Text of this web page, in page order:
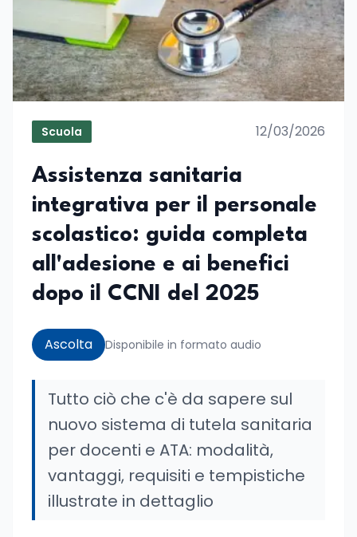
Scuola 12/03/2026
Assistenza sanitaria
integrativa per il personale
scolastico: guida completa
all'adesione e ai benefici
dopo il CCNI del 2025
Ascolta Disponibile in formato audio
Tutto ciò che c'è da sapere sul
nuovo sistema di tutela sanitaria
per docenti e ATA: modalità,
vantaggi, requisiti e tempistiche
illustrate in dettaglio